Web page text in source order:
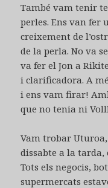
També vam tenir
perles. Ens van fer
creixement de
de la perla. No va
va fer el Jon a
i clarificadora. A
i ens vam firar!
que no tenia ni
Vam trobar
dissabte a la
Tots els negocis,
supermercats